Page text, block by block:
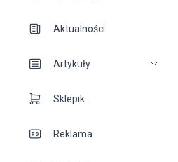
Aktualności
Artykuły
Sklepik
Reklama